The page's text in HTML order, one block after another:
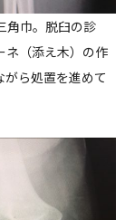
角巾。脱臼の診
ネ（添え木）の作
がら処置を進めて